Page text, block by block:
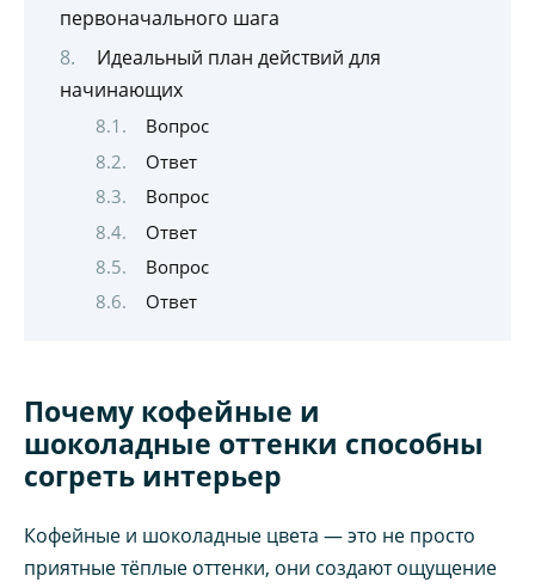
первоначального шага
Идеальный план действий для
начинающих
Вопрос
Ответ
Вопрос
Ответ
Вопрос
Ответ
Почему кофейные и
шоколадные оттенки способны
согреть интерьер
Кофейные и шоколадные цвета — это не просто
приятные тёплые оттенки, они создают ощущение